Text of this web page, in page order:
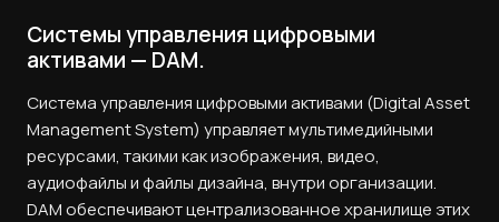
Системы управления цифровыми
активами — DAM.
Система управления цифровыми активами (Digital Asset
Management System) управляет мультимедийными
ресурсами, такими как изображения, видео,
аудиофайлы и файлы дизайна, внутри организации.
DAM обеспечивают централизованное хранилище этих